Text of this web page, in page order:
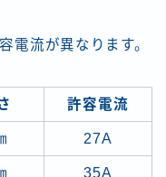
電流が異なります。
許容電流
27A
35A